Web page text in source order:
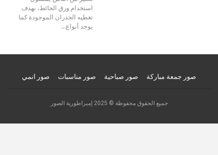
استخدام ورق الحائط، بهدف
تغطيه الجدران الموجودة كما
يوجد أنواع…
صور جمعة مباركة صور صباحية صور مناسبات صور انمي
جميع الحقوق محفوظة © 2025 إمبراطورية الصور